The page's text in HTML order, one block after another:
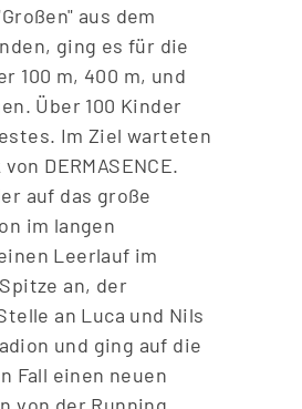
ßen" aus dem
ging es für die
100 m, 400 m, und
Über 100 Kinder
Im Ziel warteten
DERMASENCE.
auf das große
im langen
Leerlauf im
an, der
an Luca und Nils
und ging auf die
Fall einen neuen